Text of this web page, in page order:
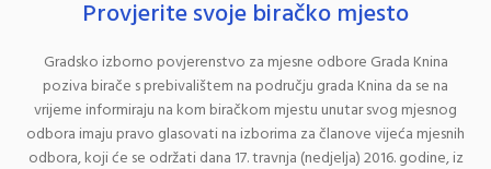
Provjerite svoje biračko mjesto
Gradsko izborno povjerenstvo za mjesne odbore Grada Knina
poziva birače s prebivalištem na području grada Knina da se na
vrijeme informiraju na kom biračkom mjestu unutar svog mjesnog
odbora imaju pravo glasovati na izborima za članove vijeća mjesnih
odbora, koji će se održati dana 17. travnja (nedjelja) 2016. godine, iz